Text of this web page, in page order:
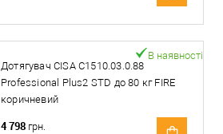
Дотягувач CISA C1510.03.0.88
Professional Plus2 STD до 80 кг FIRE
коричневий
В наявності
4 798 грн.